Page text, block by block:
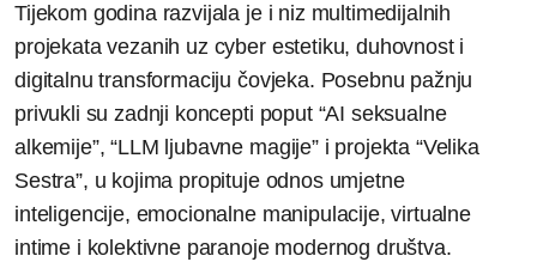
Tijekom godina razvijala je i niz multimedijalnih
projekata vezanih uz cyber estetiku, duhovnost i
digitalnu transformaciju čovjeka. Posebnu pažnju
privukli su zadnji koncepti poput “AI seksualne
alkemije”, “LLM ljubavne magije” i projekta “Velika
Sestra”, u kojima propituje odnos umjetne
inteligencije, emocionalne manipulacije, virtualne
intime i kolektivne paranoje modernog društva.